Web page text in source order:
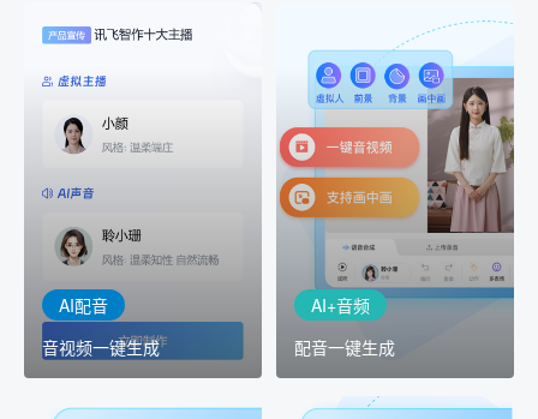
AI配音
音视频一键生成
AI配音
音视频一键生成
室"中输入文本或录音，一
出
AI+音频
配音一键生成
AI+音频
配音一键生成
AI+音频：基于全球领先的
TTS能力打造的AI音频制作
工具，输入文本、选择发
音人即可一键生成专业音